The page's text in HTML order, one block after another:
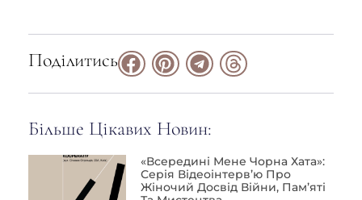
Поділитись
Більше Цікавих Новин:
«Всередині Мене Чорна Хата»:
Серія Відеоінтерв’ю Про
Жіночий Досвід Війни, Пам’яті